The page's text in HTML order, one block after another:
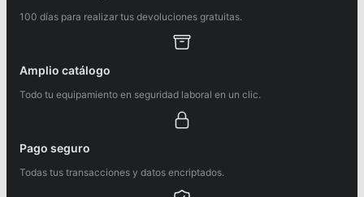
100 días para realizar tus devoluciones gratuitas.
Amplio catálogo
Todo tu equipamiento en seguridad laboral en un clic.
Pago seguro
Todas tus transacciones y datos encriptados.